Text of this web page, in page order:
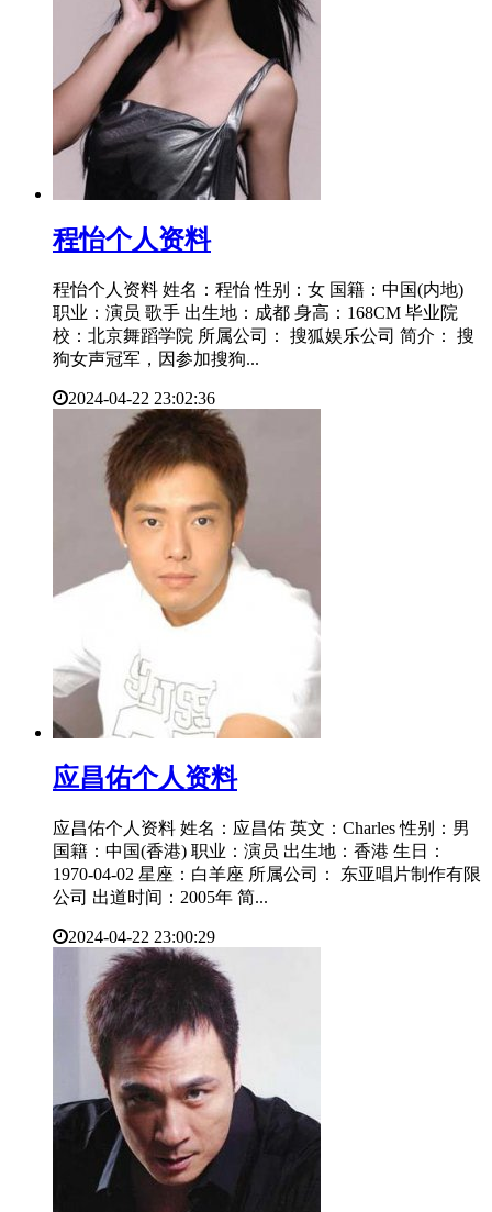
​程怡个人资料
程怡个人资料 姓名：程怡 性别：女 国籍：中国(内地)
职业：演员 歌手 出生地：成都 身高：168CM 毕业院
校：北京舞蹈学院 所属公司： 搜狐娱乐公司 简介： 搜
狗女声冠军，因参加搜狗...
2024-04-22 23:02:36
​应昌佑个人资料
应昌佑个人资料 姓名：应昌佑 英文：Charles 性别：男
国籍：中国(香港) 职业：演员 出生地：香港 生日：
1970-04-02 星座：白羊座 所属公司： 东亚唱片制作有限
公司 出道时间：2005年 简...
2024-04-22 23:00:29